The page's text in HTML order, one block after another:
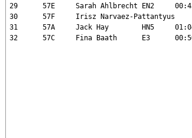
29	57E	Sarah Ahlbrecht	EN2	00:43:45	17.05.2026 05:33:26	OK	Yes
30	57F	Irisz Narvaez-Pattantyus	E1	00:34:44	17.05.2026 06:08:10	OK	Yes
31	57A	Jack Hay	HN5	01:04:12	17.05.2026 07:12:23	OK	Yes